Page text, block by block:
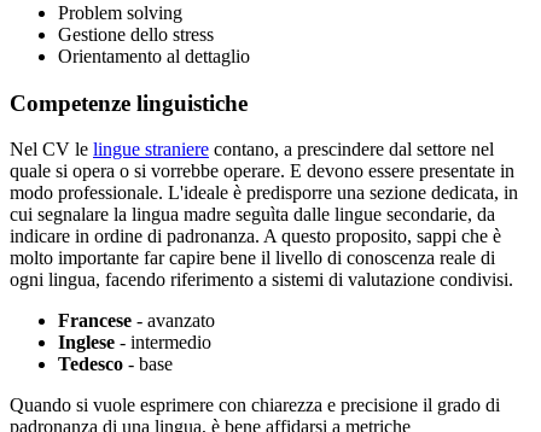
Problem solving
Gestione dello stress
Orientamento al dettaglio
Competenze linguistiche
Nel CV le lingue straniere contano, a prescindere dal settore nel
quale si opera o si vorrebbe operare. E devono essere presentate in
modo professionale. L'ideale è predisporre una sezione dedicata, in
cui segnalare la lingua madre seguìta dalle lingue secondarie, da
indicare in ordine di padronanza. A questo proposito, sappi che è
molto importante far capire bene il livello di conoscenza reale di
ogni lingua, facendo riferimento a sistemi di valutazione condivisi.
Francese - avanzato
Inglese - intermedio
Tedesco - base
Quando si vuole esprimere con chiarezza e precisione il grado di
padronanza di una lingua, è bene affidarsi a metriche